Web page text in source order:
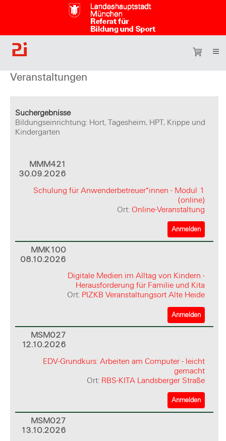
Veranstaltungen
Suchergebnisse
Bildungseinrichtung: Hort, Tagesheim, HPT, Krippe und
Kindergarten
MMM421
30.09.2026
Schulung für Anwenderbetreuer*innen - Modul 1
(online)
Ort: Online-Veranstaltung
Anmelden
MMK100
08.10.2026
Digitale Medien im Alltag von Kindern -
Herausforderung für Familie und Kita
Ort: PIZKB Veranstaltungsort Alte Heide
Anmelden
MSM027
12.10.2026
EDV-Grundkurs: Arbeiten am Computer - leicht
gemacht
Ort: RBS-KITA Landsberger Straße
Anmelden
MSM027
13.10.2026